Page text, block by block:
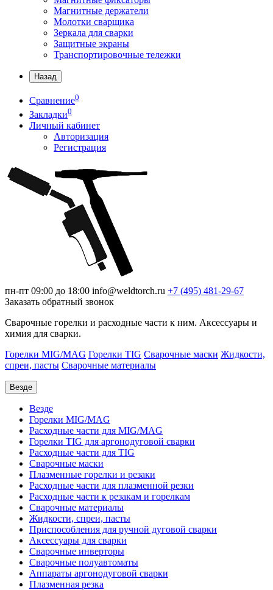
Магнитные держатели
Молотки сварщика
Зеркала для сварки
Защитные экраны
Транспортировочные тележки
Назад
Сравнение0
Закладки0
Личный кабинет
Авторизация
Регистрация
пн-пт 09:00 до 18:00 info@weldtorch.ru +7 (495) 481-29-67
Заказать обратный звонок
Сварочные горелки и расходные части к ним. Аксессуары и
химия для сварки.
Горелки MIG/MAG Горелки TIG Сварочные маски Жидкости,
спреи, пасты Сварочные материалы
Везде
Везде
Горелки MIG/MAG
Расходные части для MIG/MAG
Горелки TIG для аргонодуговой сварки
Расходные части для TIG
Сварочные маски
Плазменные горелки и резаки
Расходные части для плазменной резки
Расходные части к резакам и горелкам
Сварочные материалы
Жидкости, спреи, пасты
Приспособления для ручной дуговой сварки
Аксессуары для сварки
Сварочные инверторы
Сварочные полуавтоматы
Аппараты аргонодуговой сварки
Плазменная резка